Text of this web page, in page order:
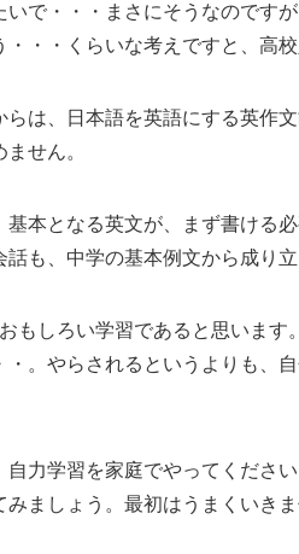
で・・・まさにそうなのです
・・くらいな考えですと、高
は、日本語を英語にする英作
せん。
本となる英文が、まず書ける
も、中学の基本例文から成り立
もしろい学習であると思いま
。やらされるというよりも、
力学習を家庭でやってくださ
ましょう。最初はうまくいき